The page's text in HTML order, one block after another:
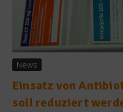
News
Einsatz von
soll reduziert